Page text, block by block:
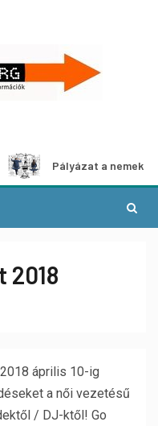
Pályázat a nemek közötti
2018
április 10-ig
a női vezetésű
/ DJ-ktől! Go